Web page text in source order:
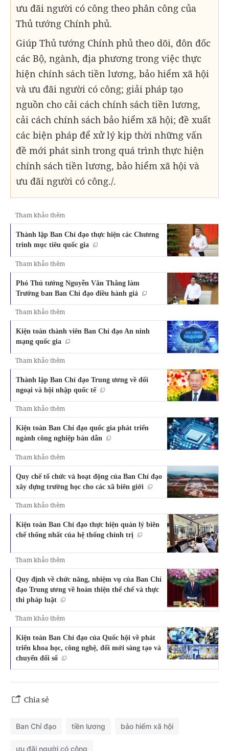
ưu đãi người có công theo phân công của
Thủ tướng Chính phủ.
Giúp Thủ tướng Chính phủ theo dõi, đôn đốc
các Bộ, ngành, địa phương trong việc thực
hiện chính sách tiền lương, bảo hiểm xã hội
và ưu đãi người có công; giải pháp tạo
nguồn cho cải cách chính sách tiền lương,
cải cách chính sách bảo hiểm xã hội; đề xuất
các biện pháp để xử lý kịp thời những vấn
đề mới phát sinh trong quá trình thực hiện
chính sách tiền lương, bảo hiểm xã hội và
ưu đãi người có công./.
Tham khảo thêm
Thành lập Ban Chỉ đạo thực hiện các Chương
trình mục tiêu quốc gia
Tham khảo thêm
Phó Thủ tướng Nguyễn Văn Thắng làm
Trưởng ban Ban Chỉ đạo điều hành giá
Tham khảo thêm
Kiện toàn thành viên Ban Chỉ đạo An ninh
mạng quốc gia
Tham khảo thêm
Thành lập Ban Chỉ đạo Trung ương về đối
ngoại và hội nhập quốc tế
Tham khảo thêm
Kiện toàn Ban Chỉ đạo quốc gia phát triển
ngành công nghiệp bán dẫn
Tham khảo thêm
Quy chế tổ chức và hoạt động của Ban Chỉ đạo
xây dựng trường học cho các xã biên giới
Tham khảo thêm
Kiện toàn Ban Chỉ đạo thực hiện quản lý biên
chế thống nhất của hệ thống chính trị
Tham khảo thêm
Quy định về chức năng, nhiệm vụ của Ban Chỉ
đạo Trung ương về hoàn thiện thể chế và thực
thi pháp luật
Tham khảo thêm
Kiện toàn Ban Chỉ đạo của Quốc hội về phát
triển khoa học, công nghệ, đổi mới sáng tạo và
chuyển đổi số
Chia sẻ
Ban Chỉ đạo tiền lương bảo hiểm xã hội
ưu đãi người có công